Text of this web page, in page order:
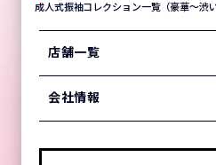
成人式振袖コレクション一覧（豪華～渋
店舗一覧
会社情報